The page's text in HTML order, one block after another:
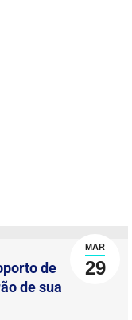
MAR
29
de
de sua